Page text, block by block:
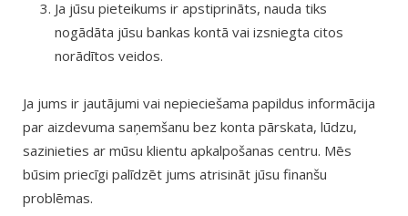
Ja jūsu pieteikums ir apstiprināts, nauda tiks
nogādāta jūsu bankas kontā vai izsniegta citos
norādītos veidos.
Ja jums ir jautājumi vai nepieciešama papildus informācija
par aizdevuma saņemšanu bez konta pārskata, lūdzu,
sazinieties ar mūsu klientu apkalpošanas centru. Mēs
būsim priecīgi palīdzēt jums atrisināt jūsu finanšu
problēmas.